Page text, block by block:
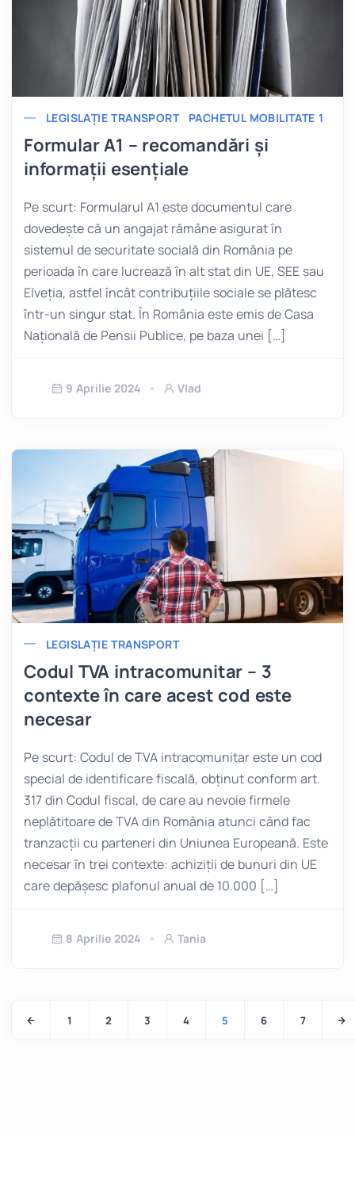
LEGISLAȚIE TRANSPORT PACHETUL MOBILITATE 1
Formular A1 – recomandări și
informații esențiale
Pe scurt: Formularul A1 este documentul care
dovedește că un angajat rămâne asigurat în
sistemul de securitate socială din România pe
perioada în care lucrează în alt stat din UE, SEE sau
Elveția, astfel încât contribuțiile sociale se plătesc
într-un singur stat. În România este emis de Casa
Națională de Pensii Publice, pe baza unei […]
9 Aprilie 2024 Vlad
LEGISLAȚIE TRANSPORT
Codul TVA intracomunitar – 3
contexte în care acest cod este
necesar
Pe scurt: Codul de TVA intracomunitar este un cod
special de identificare fiscală, obținut conform art.
317 din Codul fiscal, de care au nevoie firmele
neplătitoare de TVA din România atunci când fac
tranzacții cu parteneri din Uniunea Europeană. Este
necesar în trei contexte: achiziții de bunuri din UE
care depășesc plafonul anual de 10.000 […]
8 Aprilie 2024 Tania
1 2 3 4 5 6 7